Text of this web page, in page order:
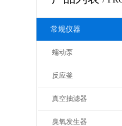
常规仪器
蠕动泵
反应釜
真空抽滤器
臭氧发生器